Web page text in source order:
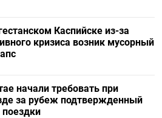
Каспийске из-за
кризиса возник мусорный
начали требовать при
за рубеж подтвержденный
поездки